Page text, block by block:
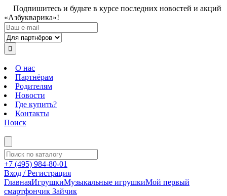
Подпишитесь и будьте в курсе последних новостей и акций
«Азбукварика»!
О нас
Партнёрам
Родителям
Новости
Где купить?
Контакты
Поиск
+7 (495) 984-80-01
Вход / Регистрация
ГлавнаяИгрушкиМузыкальные игрушкиМой первый
смартфончик Зайчик